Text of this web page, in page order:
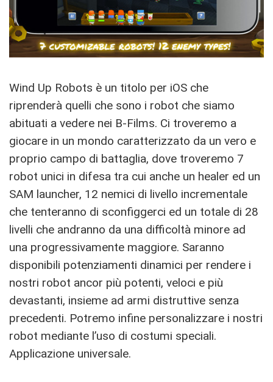
Wind Up Robots è un titolo per iOS che
riprenderà quelli che sono i robot che siamo
abituati a vedere nei B-Films. Ci troveremo a
giocare in un mondo caratterizzato da un vero e
proprio campo di battaglia, dove troveremo 7
robot unici in difesa tra cui anche un healer ed un
SAM launcher, 12 nemici di livello incrementale
che tenteranno di sconfiggerci ed un totale di 28
livelli che andranno da una difficoltà minore ad
una progressivamente maggiore. Saranno
disponibili potenziamenti dinamici per rendere i
nostri robot ancor più potenti, veloci e più
devastanti, insieme ad armi distruttive senza
precedenti. Potremo infine personalizzare i nostri
robot mediante l’uso di costumi speciali.
Applicazione universale.